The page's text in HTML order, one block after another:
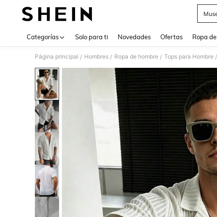
Categorías Solo para ti Novedades Ofertas Ropa
Página principal / Hombres / Ropa de hombre / Tops para Hombre /